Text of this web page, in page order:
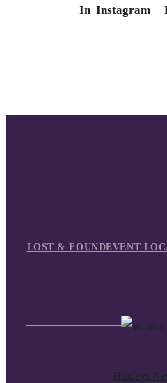
In Instagram
LOST & FOUNDEVENT
Huxleys